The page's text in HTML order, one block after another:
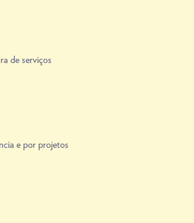
de serviços
e por projetos